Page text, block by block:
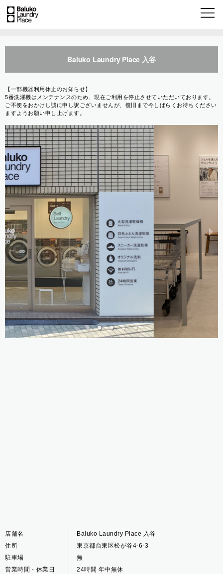
Baluko Laundry Place 入谷
【一部機器利用休止のお知らせ】
5番洗濯機はメンテナンスのため、現在ご利用を停止させていただいております。
ご不便をおかけし誠に申し訳ございませんが、復旧まで今しばらくお待ちください
ますようお願い申し上げます。
店舗名
Baluko Laundry Place 入谷
住所
東京都台東区松が谷4-6-3
駐車場
無
営業時間・休業日
24時間 年中無休